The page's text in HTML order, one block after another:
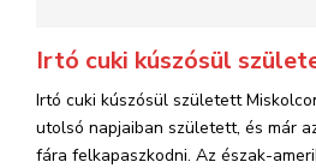
Irtó cuki kúszósül
Irtó cuki kúszósül született
utolsó napjaiban született, és már
fára felkapaszkodni. Az észak-